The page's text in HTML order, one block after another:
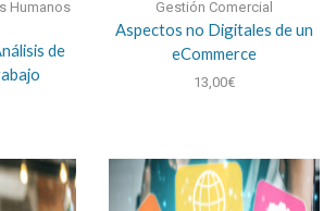
Humanos
de
Gestión Comercial
Aspectos no Digitales de un
eCommerce
13,00€